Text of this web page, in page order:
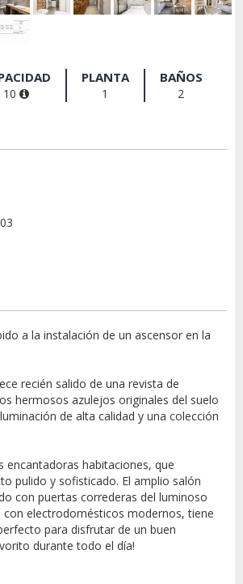
10
PLANTA
1
BAÑOS
2
a la instalación de un ascensor en la
recién salido de una revista de
hermosos azulejos originales del suelo
de alta calidad y una colección
encantadoras habitaciones, que
pulido y sofisticado. El amplio salón
con puertas correderas del luminoso
electrodomésticos modernos, tiene
para disfrutar de un buen
durante todo el día!